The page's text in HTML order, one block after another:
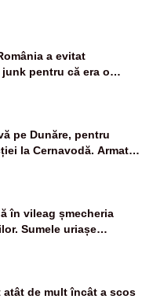
a evitat
pentru că era o
bănci și fondurile de
pe Dunăre, pentru
la Cernavodă. Armata
și va devia apa
în vileag șmecheria
Sumele uriașe
român
atât de mult încât a scos